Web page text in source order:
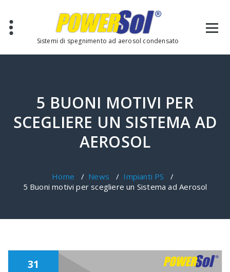
Sistemi di spegnimento ad aerosol condensato
5 BUONI MOTIVI PER
SCEGLIERE UN SISTEMA AD
AEROSOL
Home / News / Impianti PS /
5 Buoni motivi per scegliere un Sistema ad Aerosol
31